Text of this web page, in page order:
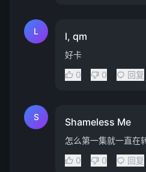
L l, qm
好卡
0
0 回复
S Shameless Me
怎么第一集就一直在
0
0 回复